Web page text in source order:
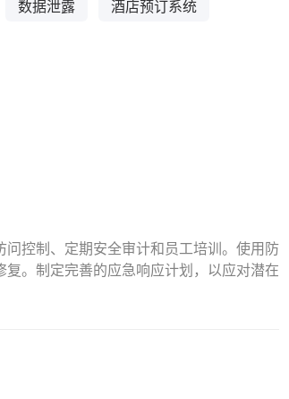
数据泄露 酒店预订系统
控制、定期安全审计和员工培训。使用防
。制定完善的应急响应计划，以应对潜在